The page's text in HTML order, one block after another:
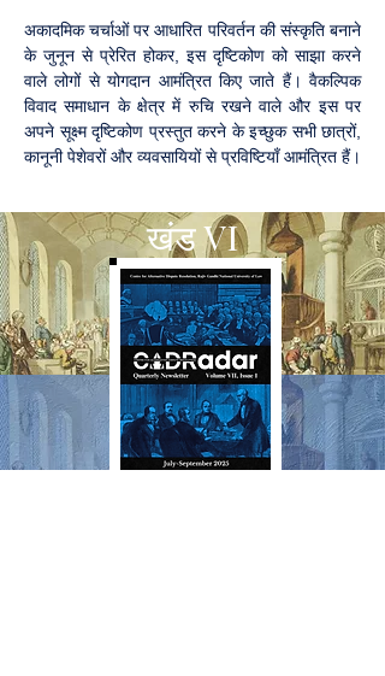
अकादमिक चर्चाओं पर आधारित परिवर्तन की संस्कृति बनाने
के जुनून से प्रेरित होकर, इस दृष्टिकोण को साझा करने
वाले लोगों से योगदान आमंत्रित किए जाते हैं। वैकल्पिक
विवाद समाधान के क्षेत्र में रुचि रखने वाले और इस पर
अपने सूक्ष्म दृष्टिकोण प्रस्तुत करने के इच्छुक सभी छात्रों,
कानूनी पेशेवरों और व्यवसायियों से प्रविष्टियाँ आमंत्रित हैं।
खंड VI